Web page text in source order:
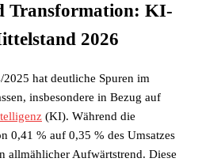
Transformation: KI-
2026
hat deutliche Spuren im
insbesondere in Bezug auf
(KI). Während die
0,41 % auf 0,35 % des Umsatzes
allmählicher Aufwärtstrend. Diese